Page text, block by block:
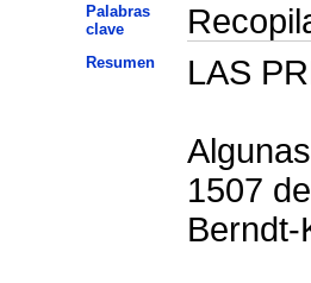
Palabras
clave
Resumen LAS
1507
Berndt-